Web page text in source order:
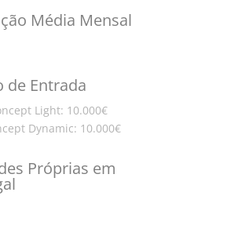
Média Mensal
de Entrada
Light: 10.000€
Dynamic: 10.000€
Próprias em